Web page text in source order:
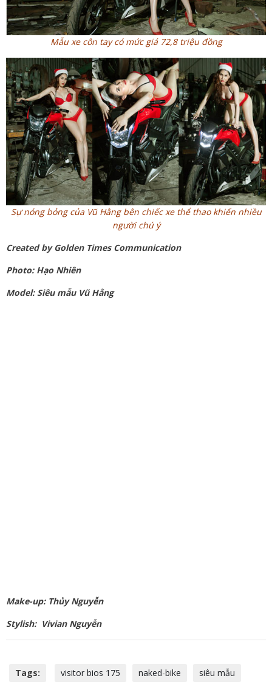
Mẫu xe côn tay có mức giá 72,8 triệu đồng
Sự nóng bỏng của Vũ Hằng bên chiếc xe thể thao khiến nhiều
người chú ý
Created by Golden Times Communication
Photo: Hạo Nhiên
Model: Siêu mẫu Vũ Hằng
Make-up: Thủy Nguyễn
Stylish: Vivian Nguyễn
Tags: visitor bios 175 naked-bike siêu mẫu